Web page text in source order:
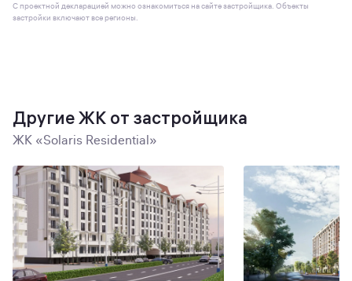
С проектной декларацией можно ознакомиться на сайте застройщика. Объекты
застройки включают все регионы.
Другие ЖК от застройщика
ЖК «Solaris Residential»